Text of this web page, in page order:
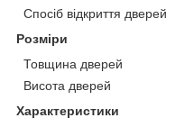
Спосіб відкриття дверей
Розміри
Товщина дверей
Висота дверей
Характеристики